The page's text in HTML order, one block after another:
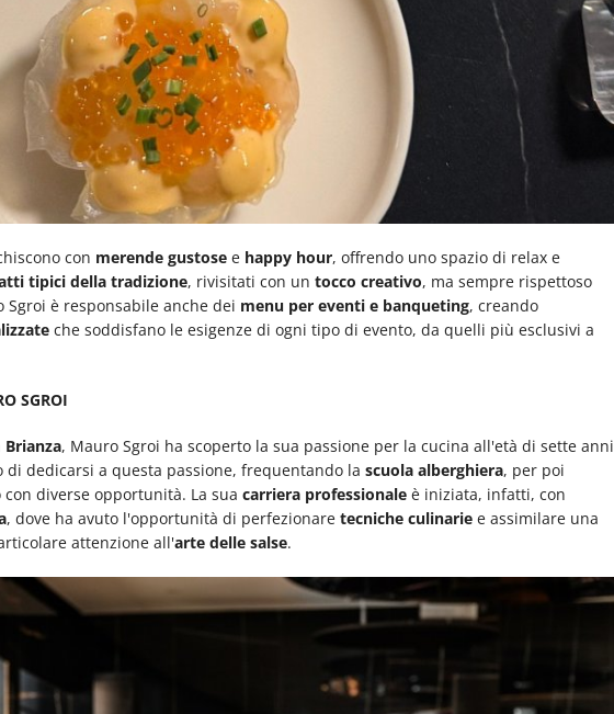
con merende gustose e happy hour, offrendo uno spazio di relax e
tipici della tradizione, rivisitati con un tocco creativo, ma sempre rispettoso
Sgroi è responsabile anche dei menu per eventi e banqueting, creando
che soddisfano le esigenze di ogni tipo di evento, da quelli più esclusivi a
SGROI
Brianza, Mauro Sgroi ha scoperto la sua passione per la cucina all'età di sette anni
di dedicarsi a questa passione, frequentando la scuola alberghiera, per poi
diverse opportunità. La sua carriera professionale è iniziata, infatti, con
, dove ha avuto l'opportunità di perfezionare tecniche culinarie e assimilare una
attenzione all'arte delle salse.